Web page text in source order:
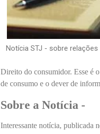
Notícia STJ - sobre
Direito do consumidor. Esse é
de consumo e o dever de
Sobre a Notícia -
Interessante notícia, publicada